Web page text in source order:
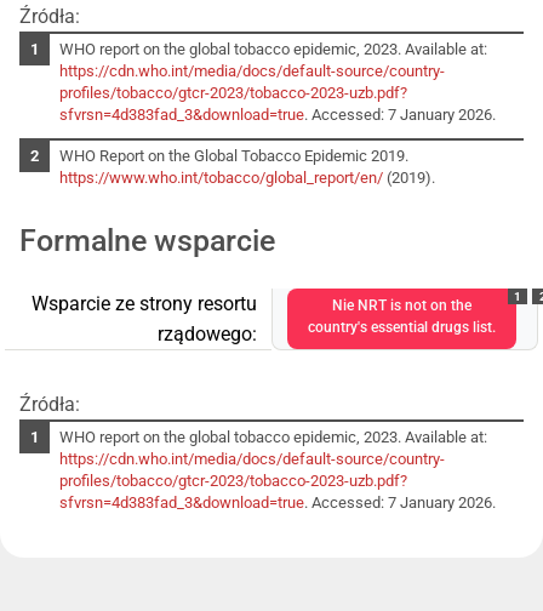
Źródła:
WHO report on the global tobacco epidemic, 2023. Available at:
https://cdn.who.int/media/docs/default-source/country-
profiles/tobacco/gtcr-2023/tobacco-2023-uzb.pdf?
sfvrsn=4d383fad_3&download=true. Accessed: 7 January 2026.
WHO Report on the Global Tobacco Epidemic 2019.
https://www.who.int/tobacco/global_report/en/ (2019).
Formalne wsparcie
Wsparcie ze strony resortu
rządowego:
Nie NRT is not on the
country's essential drugs list.
1
Źródła:
WHO report on the global tobacco epidemic, 2023. Available at:
https://cdn.who.int/media/docs/default-source/country-
profiles/tobacco/gtcr-2023/tobacco-2023-uzb.pdf?
sfvrsn=4d383fad_3&download=true. Accessed: 7 January 2026.